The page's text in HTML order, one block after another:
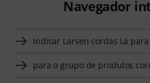
Navegador
Indicar Larsen cordas Lá
para o grupo de produtos